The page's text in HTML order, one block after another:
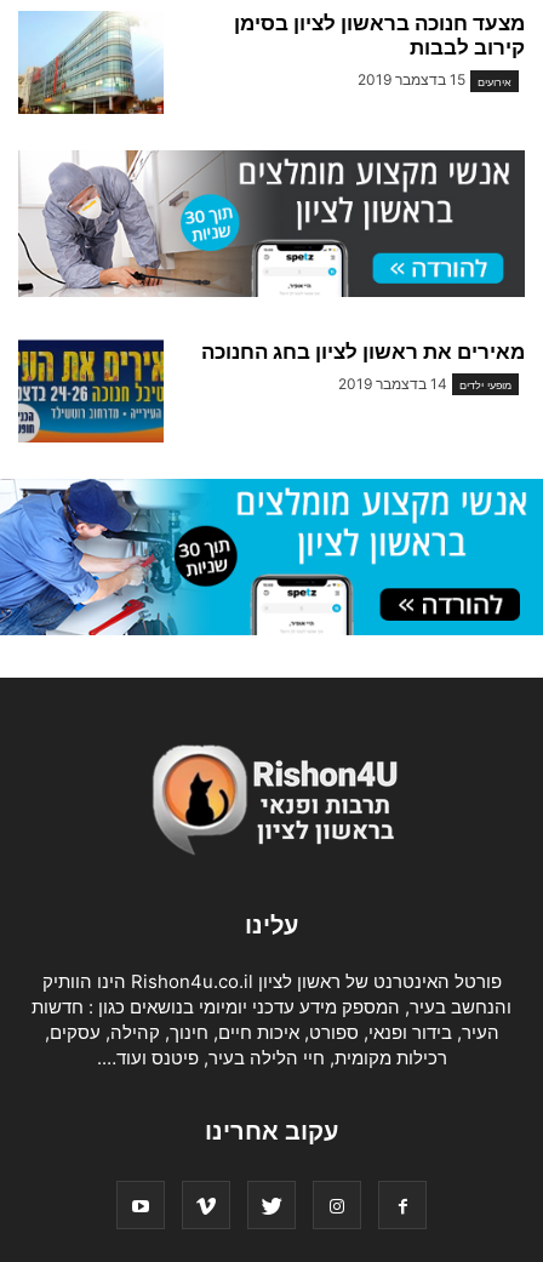
מצעד חנוכה בראשון לציון בסימן
קירוב לבבות
אירועים 15 בדצמבר 2019
מאירים את ראשון לציון בחג החנוכה
מופעי ילדים 14 בדצמבר 2019
עלינו
פורטל האינטרנט של ראשון לציון Rishon4u.co.il הינו הוותיק
והנחשב בעיר, המספק מידע עדכני יומיומי בנושאים כגון : חדשות
העיר, בידור ופנאי, ספורט, איכות חיים, חינוך, קהילה, עסקים,
רכילות מקומית, חיי הלילה בעיר, פיטנס ועוד….
עקוב אחרינו